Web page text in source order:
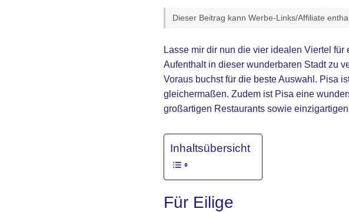
Dieser Beitrag kann Werbe-Links/Affiliate
Lasse mir dir nun die vier idealen Viertel
Aufenthalt in dieser wunderbaren Stadt zu
Voraus buchst für die beste Auswahl. Pisa
gleichermaßen. Zudem ist Pisa eine
großartigen Restaurants sowie
Inhaltsübersicht
Für Eilige